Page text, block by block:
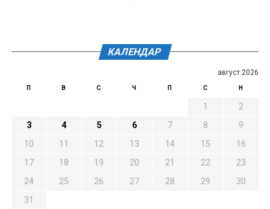
КАЛЕНДАР
август 2026
П В С Ч П С Н
1
2
3
4 5 6 7 8
9
10
11 12 13 14 15
16
17
18 19 20 21 22
23
24
25 26 27 28 29
30
31